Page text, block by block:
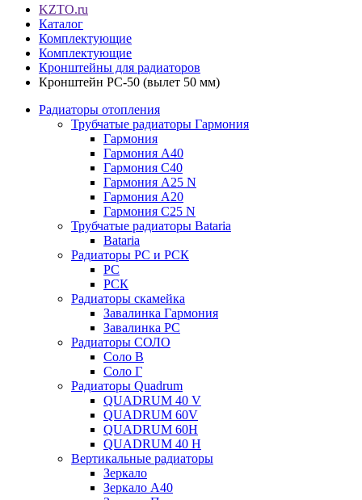
KZTO.ru
Каталог
Комплектующие
Комплектующие
Кронштейны для радиаторов
Кронштейн РС-50 (вылет 50 мм)
Радиаторы отопления
Трубчатые радиаторы Гармония
Гармония
Гармония А40
Гармония С40
Гармония А25 N
Гармония А20
Гармония С25 N
Трубчатые радиаторы Bataria
Bataria
Радиаторы РС и РСК
РС
РСК
Радиаторы скамейка
Завалинка Гармония
Завалинка РС
Радиаторы СОЛО
Соло В
Соло Г
Радиаторы Quadrum
QUADRUM 40 V
QUADRUM 60V
QUADRUM 60H
QUADRUM 40 H
Вертикальные радиаторы
Зеркало
Зеркало А40